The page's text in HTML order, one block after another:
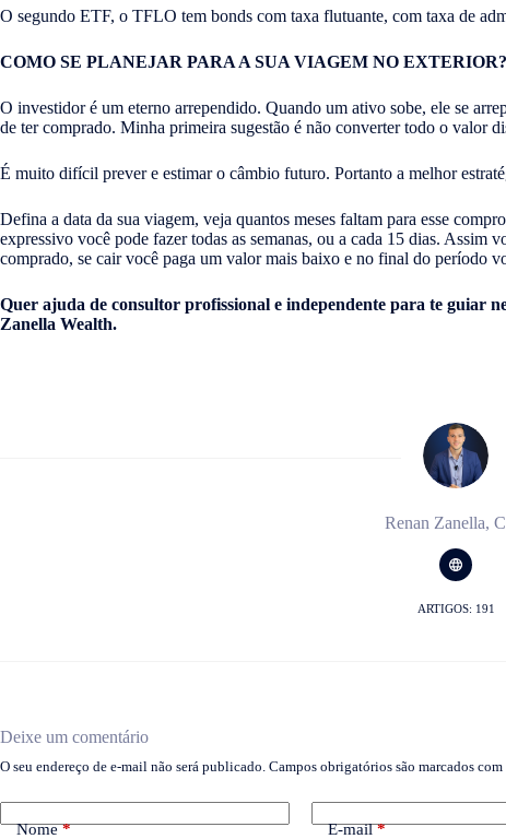
O segundo ETF, o TFLO tem bonds com taxa flutuante, com taxa de
COMO SE PLANEJAR PARA A SUA VIAGEM NO EXTERIOR?
O investidor é um eterno arrependido. Quando um ativo sobe, ele se
de ter comprado. Minha primeira sugestão é não converter todo o valor
É muito difícil prever e estimar o câmbio futuro. Portanto a melhor
Defina a data da sua viagem, veja quantos meses faltam para esse
expressivo você pode fazer todas as semanas, ou a cada 15 dias.
comprado, se cair você paga um valor mais baixo e no final do período
Quer ajuda de consultor profissional e independente para te guiar
Zanella Wealth.
Renan Zanella,
ARTIGOS: 191
Deixe um comentário
O seu endereço de e-mail não será publicado. Campos obrigatórios são marcados com
Nome* E-mail*